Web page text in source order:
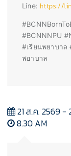
Line:https://
#BCNNNPU
#เรียนพยาบาล
พยาบาล
21 ส.ค. 2569 -
8.30 AM